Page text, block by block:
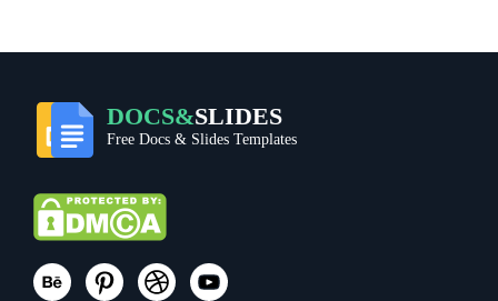
DOCS&SLIDES
Free Docs & Slides Templates